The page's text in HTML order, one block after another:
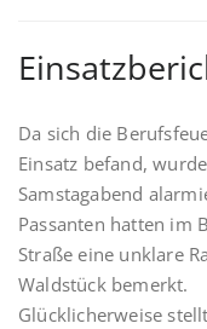
Da sich die
Einsatz befand,
Samstagabend
Passanten hatten im
Straße eine unklare
Waldstück bemerkt.
Glücklicherweise